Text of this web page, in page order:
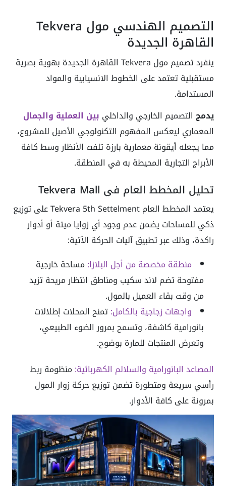
التصميم الهندسي مول Tekvera
القاهرة الجديدة
ينفرد تصميم مول Tekvera القاهرة الجديدة بهوية بصرية
مستقبلية تعتمد على الخطوط الانسيابية والمواد
المستدامة.
يدمج التصميم الخارجي والداخلي بين العملية والجمال
المعماري ليعكس المفهوم التكنولوجي الأصيل للمشروع،
مما يجعله أيقونة معمارية بارزة تلفت الأنظار وسط كافة
الأبراج التجارية المحيطة به في المنطقة.
تحليل المخطط العام في Tekvera Mall
يعتمد المخطط العام Tekvera 5th Settelment على توزيع
ذكي للمساحات يضمن عدم وجود أي زوايا ميتة أو أدوار
راكدة، وذلك عبر تطبيق آليات الحركة الآتية:
منطقة مخصصة من أجل البلازا: مساحة خارجية
مفتوحة تضم لاند سكيب ومناطق انتظار مريحة تزيد
من وقت بقاء العميل بالمول.
واجهات زجاجية بالكامل:تمنح المحلات إطلالات
بانورامية كاشفة، وتسمح بمرور الضوء الطبيعي،
وتعرض المنتجات للمارة بوضوح.
المصاعد البانورامية والسلالم الكهربائية: منظومة ربط
رأسي سريعة ومتطورة تضمن توزيع حركة زوار المول
بمرونة على كافة الأدوار.